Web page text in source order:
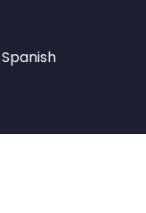
Spanish